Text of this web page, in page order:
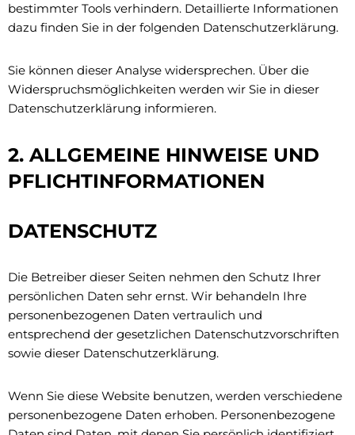
bestimmter Tools verhindern. Detaillierte Informationen
dazu finden Sie in der folgenden Datenschutzerklärung.
Sie können dieser Analyse widersprechen. Über die
Widerspruchsmöglichkeiten werden wir Sie in dieser
Datenschutzerklärung informieren.
2. ALLGEMEINE HINWEISE UND
PFLICHTINFORMATIONEN
DATENSCHUTZ
Die Betreiber dieser Seiten nehmen den Schutz Ihrer
persönlichen Daten sehr ernst. Wir behandeln Ihre
personenbezogenen Daten vertraulich und
entsprechend der gesetzlichen Datenschutzvorschriften
sowie dieser Datenschutzerklärung.
Wenn Sie diese Website benutzen, werden verschiedene
personenbezogene Daten erhoben. Personenbezogene